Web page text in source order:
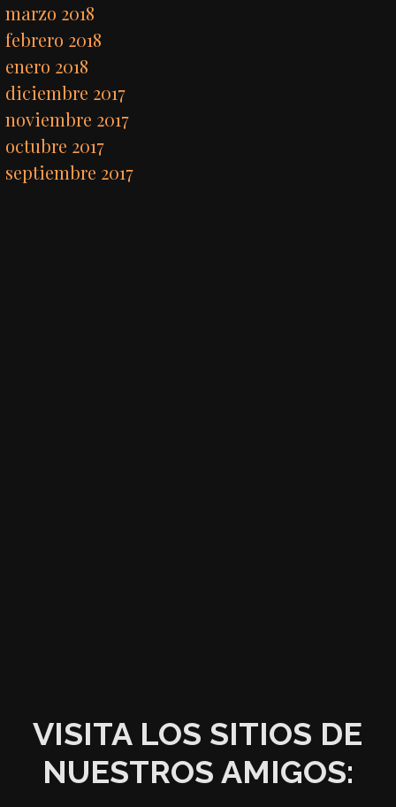
marzo 2018
febrero 2018
enero 2018
diciembre 2017
noviembre 2017
octubre 2017
septiembre 2017
VISITA LOS SITIOS DE
NUESTROS AMIGOS: